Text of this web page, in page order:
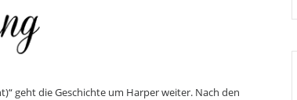
geht die Geschichte um Harper weiter. Nach den